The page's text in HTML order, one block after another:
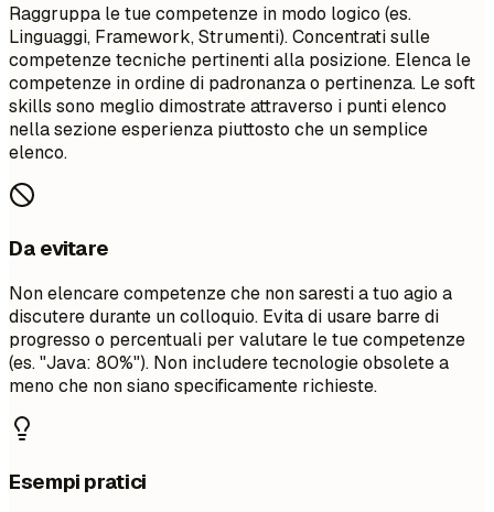
Raggruppa le tue competenze in modo logico (es.
Linguaggi, Framework, Strumenti). Concentrati sulle
competenze tecniche pertinenti alla posizione. Elenca le
competenze in ordine di padronanza o pertinenza. Le soft
skills sono meglio dimostrate attraverso i punti elenco
nella sezione esperienza piuttosto che un semplice
elenco.
Da evitare
Non elencare competenze che non saresti a tuo agio a
discutere durante un colloquio. Evita di usare barre di
progresso o percentuali per valutare le tue competenze
(es. "Java: 80%"). Non includere tecnologie obsolete a
meno che non siano specificamente richieste.
Esempi pratici